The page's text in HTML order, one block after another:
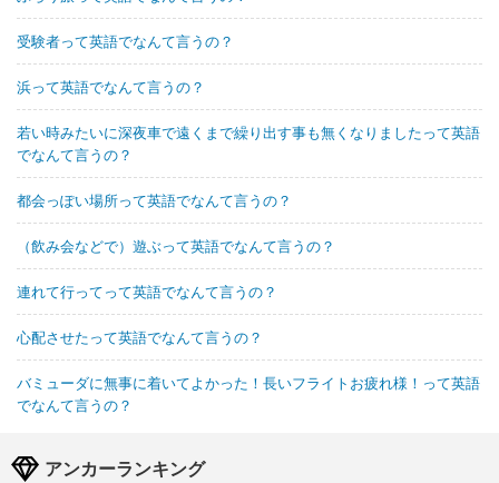
受験者って英語でなんて言うの？
浜って英語でなんて言うの？
若い時みたいに深夜車で遠くまで繰り出す事も無くなりましたって英語
でなんて言うの？
都会っぽい場所って英語でなんて言うの？
（飲み会などで）遊ぶって英語でなんて言うの？
連れて行ってって英語でなんて言うの？
心配させたって英語でなんて言うの？
バミューダに無事に着いてよかった！長いフライトお疲れ様！って英語
でなんて言うの？
アンカーランキング